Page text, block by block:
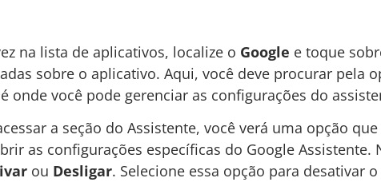
na lista de aplicativos, localize o Google e toque
sobre o aplicativo. Aqui, você deve procurar pela
onde você pode gerenciar as configurações do
a seção do Assistente, você verá uma opção
as configurações específicas do Google
ou Desligar. Selecione essa opção para desativar